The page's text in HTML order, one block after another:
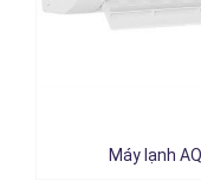
Máy lạnh